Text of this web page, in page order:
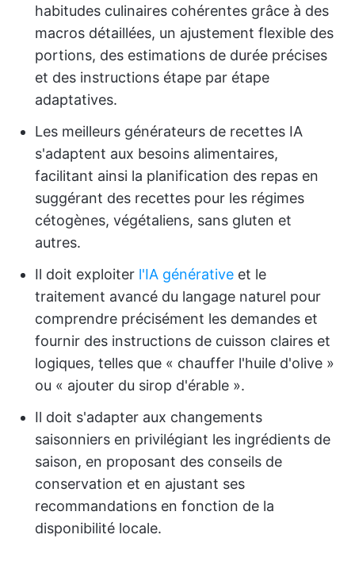
habitudes culinaires cohérentes grâce à des
macros détaillées, un ajustement flexible des
portions, des estimations de durée précises
et des instructions étape par étape
adaptatives.
Les meilleurs générateurs de recettes IA
s'adaptent aux besoins alimentaires,
facilitant ainsi la planification des repas en
suggérant des recettes pour les régimes
cétogènes, végétaliens, sans gluten et
autres.
Il doit exploiter l'IA générative et le
traitement avancé du langage naturel pour
comprendre précisément les demandes et
fournir des instructions de cuisson claires et
logiques, telles que « chauffer l'huile d'olive »
ou « ajouter du sirop d'érable ».
Il doit s'adapter aux changements
saisonniers en privilégiant les ingrédients de
saison, en proposant des conseils de
conservation et en ajustant ses
recommandations en fonction de la
disponibilité locale.